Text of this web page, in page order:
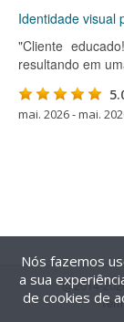
Identidade visual
"Cliente
resultando em
mai. 2026 - mai.
@2014-
Nós fazemos
a sua
de cookies de